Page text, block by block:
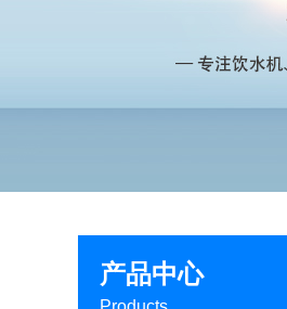
产品中心